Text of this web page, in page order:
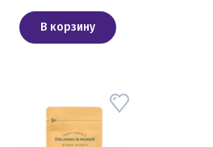
Амбра, 200 мл
В корзину